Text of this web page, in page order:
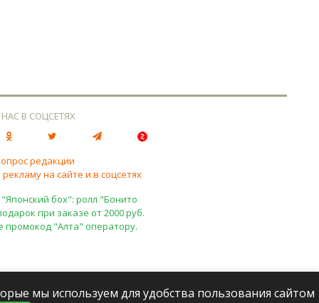
В СОЦСЕТЯХ
редакции
на сайте и в соцсетях
бох": ролл "Бонито
при заказе от 2000 руб.
промокод "Алта" оператору.
мы используем для удобства пользования сайтом